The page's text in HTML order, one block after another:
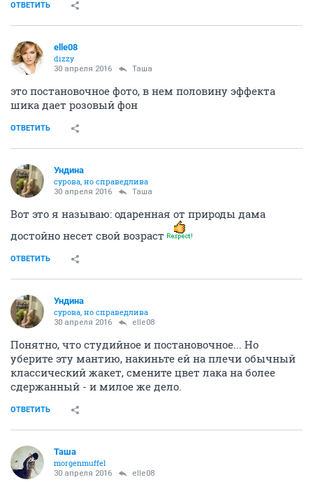
ОТВЕТИТЬ
elle08
dizzy
30 апреля 2016 Таша
это постановочное фото, в нем половину эффекта
шика дает розовый фон
ОТВЕТИТЬ
Ундинa
сурова, но справедлива
30 апреля 2016 Таша
Вот это я называю: одаренная от природы дама
достойно несет свой возраст
ОТВЕТИТЬ
Ундинa
сурова, но справедлива
30 апреля 2016 elle08
Понятно, что студийное и постановочное... Но
уберите эту мантию, накиньте ей на плечи обычный
классический жакет, смените цвет лака на более
сдержанный - и милое же дело.
ОТВЕТИТЬ
Таша
morgenmuffel
30 апреля 2016 elle08